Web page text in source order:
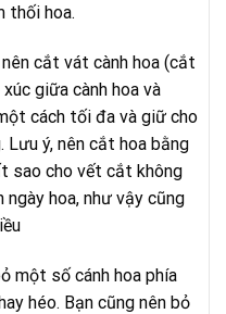
thối hoa.
cắt vát cành hoa (cắt
giữa cành hoa và
cách tối đa và giữ cho
Lưu ý, nên cắt hoa bằng
sao cho vết cắt không
hoa, như vậy cũng
một số cánh hoa phía
héo. Bạn cũng nên bỏ